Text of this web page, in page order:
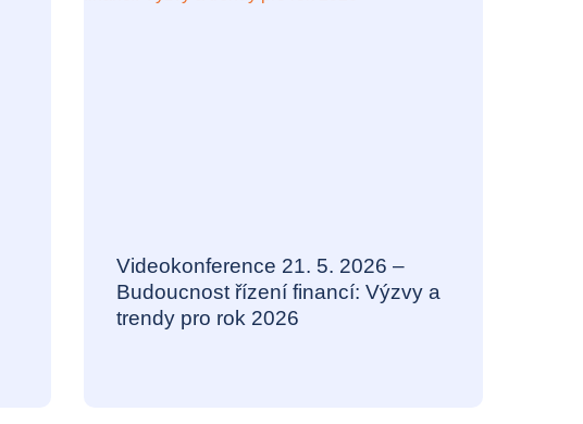
Videokonference 21. 5. 2026 –
Budoucnost řízení financí: Výzvy a
trendy pro rok 2026